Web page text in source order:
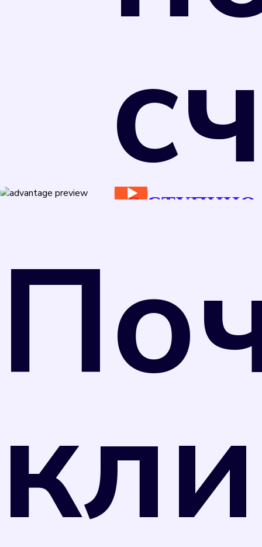
Поверка счетчиков обеспечивает точность
26 июня 2008 г. N 102-ФЗ "Об обеспечении
единства измерений" и Приказом
Министерства промышленности и торговли
РФ от 31 июля 2020 г. N 2510 средства
измерений, не предназначенные для
применения в сфере государственного
регулирования обеспечения единства
тариф потребления коммунального ресурса в
случае, если прибор учета не был поверен в
установленные сроки в соответствии с
отметкой в техническом паспорте прибора.
Оплата по нормативному тарифу, как
В СТУПИНО